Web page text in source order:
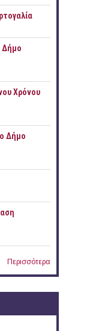
Δήμο
Χρόνου
Δήμο
Περισσότερα